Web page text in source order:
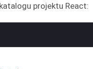
projektu React: